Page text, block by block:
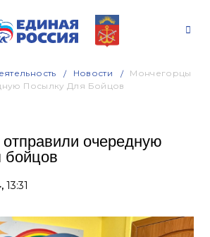
Новости
Мончегорцы
Посылку Для Бойцов
очередную
бойцов
13:31